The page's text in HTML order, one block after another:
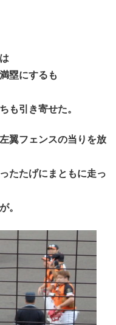
塁にするも
も引き寄せた。
翼フェンスの当りを放
たたげにまともに走っ
。